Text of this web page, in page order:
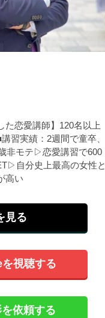
た恋愛講師】120名以上
習実績：2週間で童卒、
非モテ▷恋愛講習で600
自分史上最高の女性と
高い
見る
視聴する
依頼する